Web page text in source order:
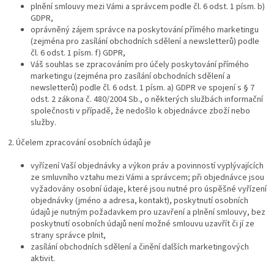
plnění smlouvy mezi Vámi a správcem podle čl. 6 odst. 1 písm. b)
GDPR,
oprávněný zájem správce na poskytování přímého marketingu
(zejména pro zasílání obchodních sdělení a newsletterů) podle
čl. 6 odst. 1 písm. f) GDPR,
Váš souhlas se zpracováním pro účely poskytování přímého
marketingu (zejména pro zasílání obchodních sdělení a
newsletterů) podle čl. 6 odst. 1 písm. a) GDPR ve spojení s § 7
odst. 2 zákona č. 480/2004 Sb., o některých službách informační
společnosti v případě, že nedošlo k objednávce zboží nebo
služby.
2. Účelem zpracování osobních údajů je
vyřízení Vaší objednávky a výkon práv a povinností vyplývajících
ze smluvního vztahu mezi Vámi a správcem; při objednávce jsou
vyžadovány osobní údaje, které jsou nutné pro úspěšné vyřízení
objednávky (jméno a adresa, kontakt), poskytnutí osobních
údajů je nutným požadavkem pro uzavření a plnění smlouvy, bez
poskytnutí osobních údajů není možné smlouvu uzavřít či jí ze
strany správce plnit,
zasílání obchodních sdělení a činění dalších marketingových
aktivit.